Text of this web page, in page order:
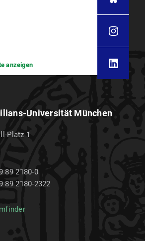
anzeigen
Universität München
Platz 1
89 2180-0
89 2180-2322